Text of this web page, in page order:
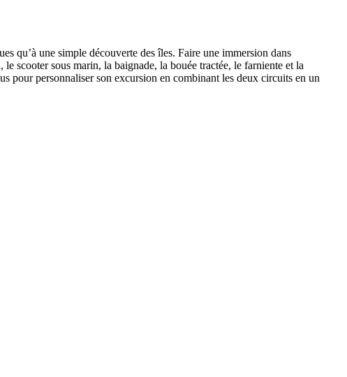
qu’à une simple découverte des îles. Faire une immersion dans
scooter sous marin, la baignade, la bouée tractée, le farniente et la
pour personnaliser son excursion en combinant les deux circuits en un